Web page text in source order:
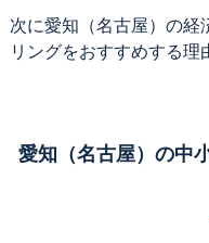
次に愛知（名古屋）の経
リングをおすすめする理
愛知（名古屋）の中